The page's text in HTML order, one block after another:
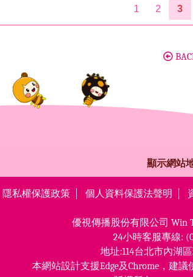
1 2 3
顯示網站
隱私權保護政策 個人資料保護法聲明
優視傳播股份有限公司 Win
24小時客服專線:
地址:114台北市內湖
本網站設計支援Edge及Chrome， 建議